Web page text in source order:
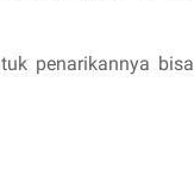
penarikannya bisa